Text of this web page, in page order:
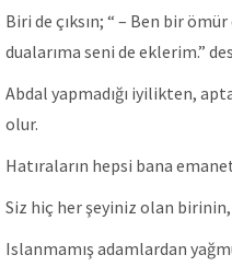
Biri de çıksın; “ – Ben bir
dualarıma seni de eklerim.”
Abdal yapmadığı iyilikten,
olur.
Hatıraların hepsi bana
Siz hiç her şeyiniz olan
Islanmamış adamlardan